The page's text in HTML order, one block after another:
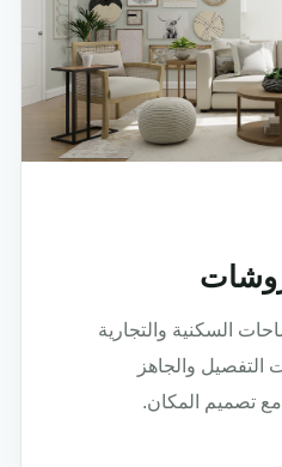
السكنية والتجارية
والجاهز
تصميم المكان.